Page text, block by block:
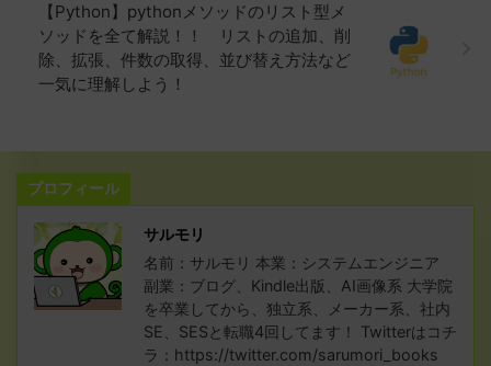
【Python】pythonメソッドのリスト型メ
ソッドを全て解説！！ リストの追加、削
除、拡張、件数の取得、並び替え方法など
一気に理解しよう！
プロフィール
サルモリ
名前：サルモリ 本業：システムエンジニア
副業：ブログ、Kindle出版、AI画像系 大学院
を卒業してから、独立系、メーカー系、社内
SE、SESと転職4回してます！ Twitterはコチ
ラ：https://twitter.com/sarumori_books